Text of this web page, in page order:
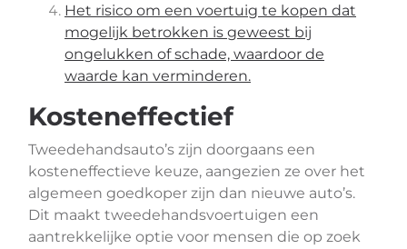
Het risico om een voertuig te kopen dat
mogelijk betrokken is geweest bij
ongelukken of schade, waardoor de
waarde kan verminderen.
Kosteneffectief
Tweedehandsauto’s zijn doorgaans een
kosteneffectieve keuze, aangezien ze over het
algemeen goedkoper zijn dan nieuwe auto’s.
Dit maakt tweedehandsvoertuigen een
aantrekkelijke optie voor mensen die op zoek